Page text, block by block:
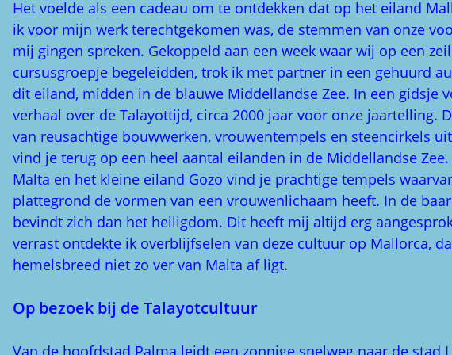
Het voelde als een cadeau om te ontdekken dat op het eiland
ik voor mijn werk terechtgekomen was, de stemmen van onze
mij gingen spreken. Gekoppeld aan een week waar wij op een
cursusgroepje begeleidden, trok ik met partner in een gehuurd
dit eiland, midden in de blauwe Middellandse Zee. In een gidsje
verhaal over de Talayottijd, circa 2000 jaar voor onze jaartelling.
van reusachtige bouwwerken, vrouwentempels en steencirkels
vind je terug op een heel aantal eilanden in de Middellandse
Malta en het kleine eiland Gozo vind je prachtige tempels
plattegrond de vormen van een vrouwenlichaam heeft. In de
bevindt zich dan het heiligdom. Dit heeft mij altijd erg
verrast ontdekte ik overblijfselen van deze cultuur op Mallorca,
hemelsbreed niet zo ver van Malta af ligt.
Op bezoek bij de Talayotcultuur
Van de hoofdstad Palma leidt een zonnige snelweg naar de stad